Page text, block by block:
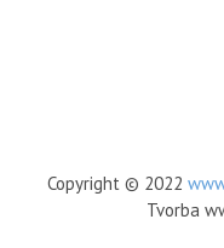
Copyright © 2022
Tvorba